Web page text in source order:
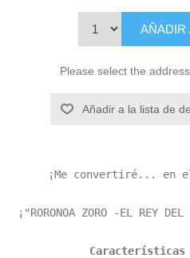
AÑADIR
Please select the
Añadir a la lista de
¡Me convertiré... en
¡"RORONOA ZORO -EL
Características